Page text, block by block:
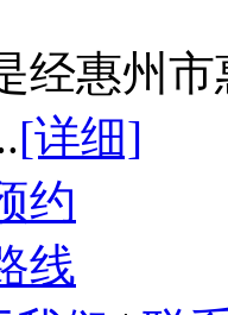
经惠州
[详细]
约
线